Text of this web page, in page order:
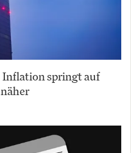
Inflation springt auf